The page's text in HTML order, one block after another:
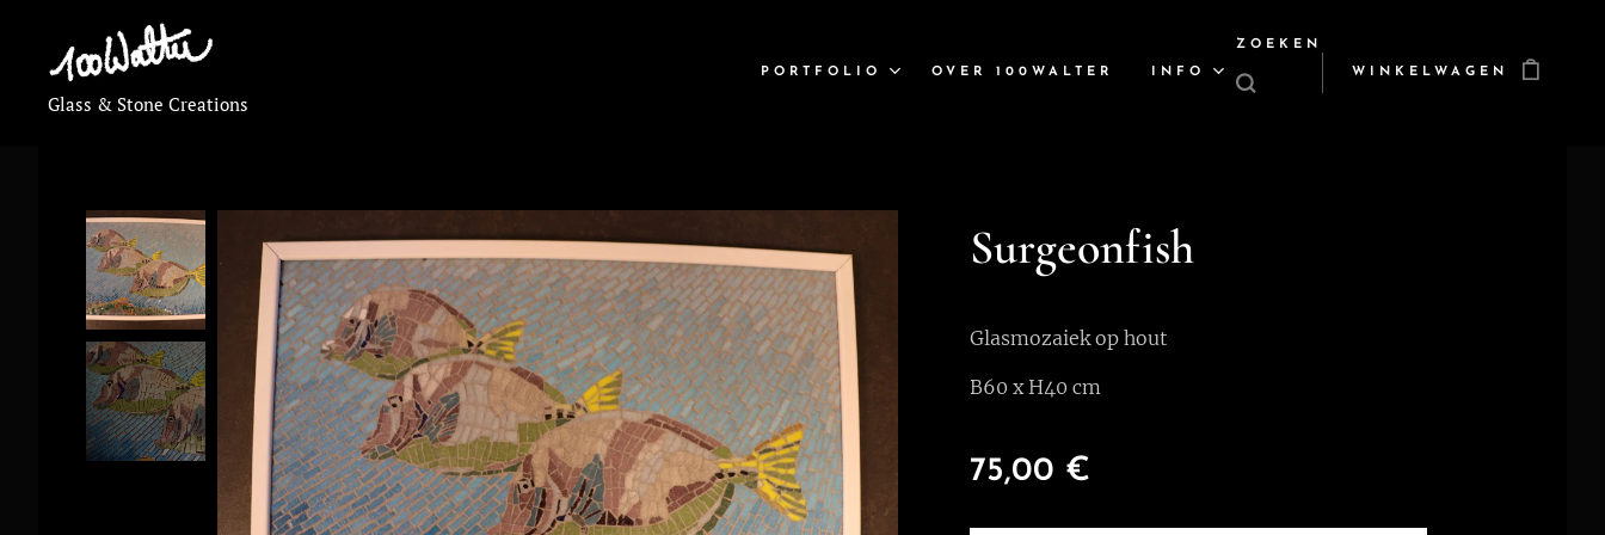
Glass & Stone Creations
PORTFOLIO OVER 100WALTER INFO
ZOEKEN
WINKELWAGEN
Surgeonfish
Glasmozaiek op hout
B60 x H40 cm
75,00 €